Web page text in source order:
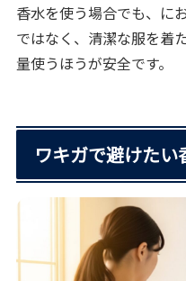
香水を使う場合でも、に
ではなく、清潔な服を着
量使うほうが安全です。
ワキガで避けた